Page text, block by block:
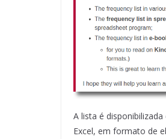
A lista é
Excel, em formato de